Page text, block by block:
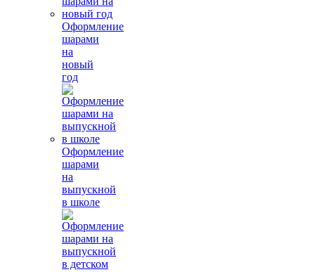
Оформление
шарами
на
новый
год
Оформление
шарами
на
выпускной
в школе